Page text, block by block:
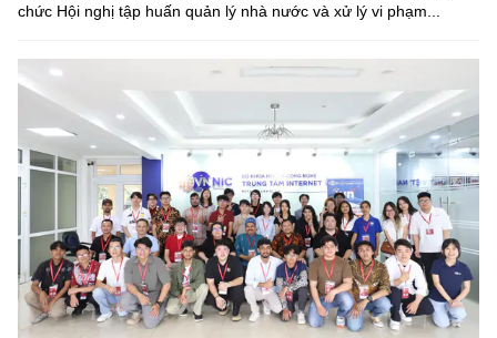
chức Hội nghị tập huấn quản lý nhà nước và xử lý vi phạm...